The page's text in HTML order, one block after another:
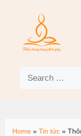
Home » Tin tức »